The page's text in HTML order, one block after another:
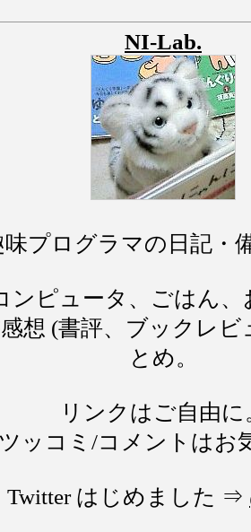
NI-Lab.
味プログラマの日記・
ンピュータ、ごはん
想 (書評、ブックレ
とめ。
リンクはご自由に
ツッコミ/コメントはお
Twitter はじめました ⇒